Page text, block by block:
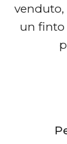
un finto